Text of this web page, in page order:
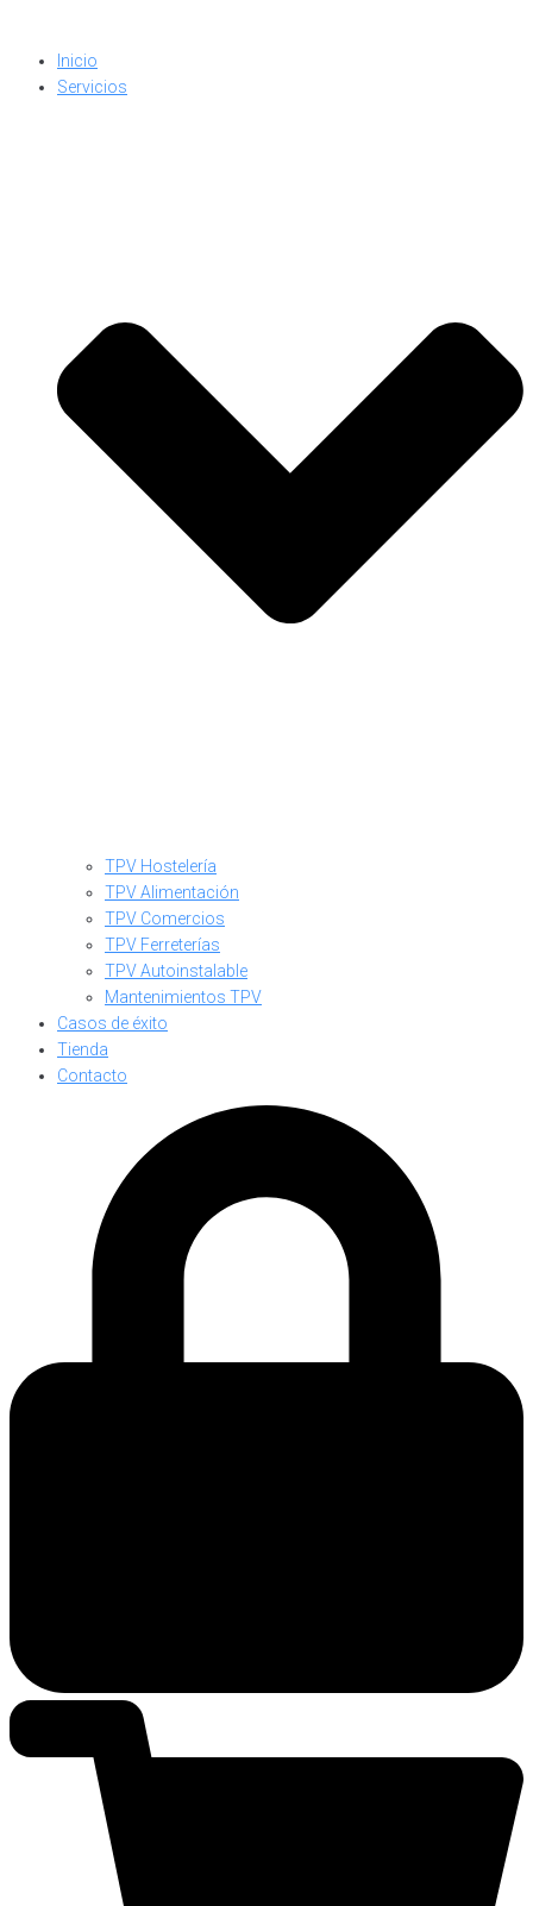
Inicio
Servicios
TPV Hostelería
TPV Alimentación
TPV Comercios
TPV Ferreterías
TPV Autoinstalable
Mantenimientos TPV
Casos de éxito
Tienda
Contacto